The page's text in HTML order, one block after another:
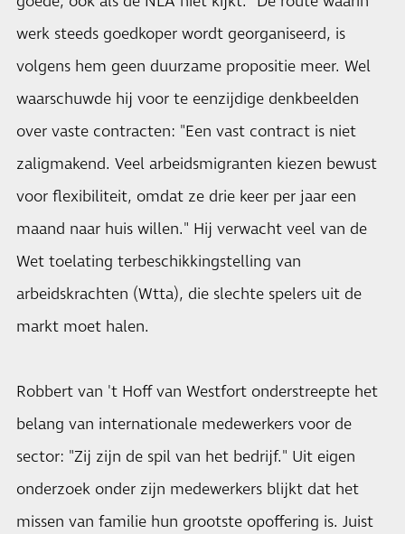
werk steeds goedkoper wordt georganiseerd, is
volgens hem geen duurzame propositie meer. Wel
waarschuwde hij voor te eenzijdige denkbeelden
over vaste contracten: "Een vast contract is niet
zaligmakend. Veel arbeidsmigranten kiezen bewust
voor flexibiliteit, omdat ze drie keer per jaar een
maand naar huis willen." Hij verwacht veel van de
Wet toelating terbeschikkingstelling van
arbeidskrachten (Wtta), die slechte spelers uit de
markt moet halen.
Robbert van 't Hoff van Westfort onderstreepte het
belang van internationale medewerkers voor de
sector: "Zij zijn de spil van het bedrijf." Uit eigen
onderzoek onder zijn medewerkers blijkt dat het
missen van familie hun grootste opoffering is. Juist